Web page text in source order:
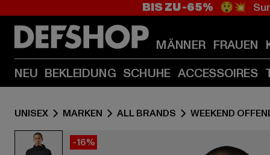
BIS ZU -65% 😲💥
MÄNNER FRAUEN
NEU BEKLEIDUNG SCHUHE ACCESSOIRES
UNISEX MARKEN ALL BRANDS WEEKEND
-16%